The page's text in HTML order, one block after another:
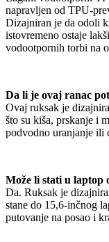
napravljen od TPU-
Dizajniran je da odoli
istovremeno ostaje
vodootpornih torbi na
Da li je ovaj ranac
Ovaj ruksak je
što su kiša, prskanje i
podvodno uranjanje
Može li stati u laptop
Da. Ruksak je
stane do 15,6-inčnog
putovanje na posao i